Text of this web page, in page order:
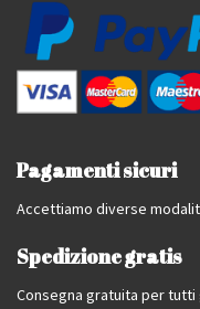
Pagamenti sicuri
Accettiamo diverse
Spedizione gratis
Consegna gratuita per tutti